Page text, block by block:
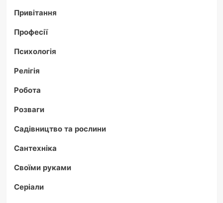
Привітання
Професії
Психологія
Релігія
Робота
Розваги
Садівництво та рослини
Сантехніка
Своїми руками
Серіали